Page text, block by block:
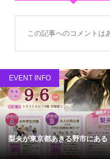
この記事へのコメントは
EVENT INFO
梨央が東京都あきる野市にある